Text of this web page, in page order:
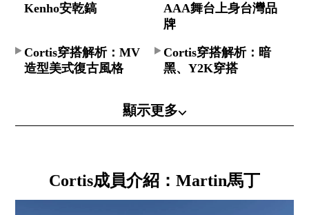
Kenho安乾鎬
AAA舞台上身台灣品
牌
Cortis穿搭解析：MV
造型美式復古風格
Cortis穿搭解析：暗
黑、Y2K穿搭
顯示更多⌵
Cortis成員介紹：Martin馬丁